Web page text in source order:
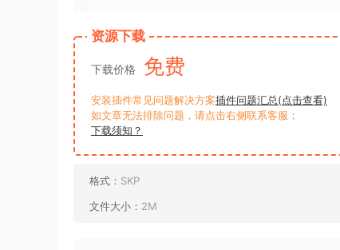
资源下载
下载价格 免费
安装插件常见问题解决方案插件问题汇总(点击查看)
如文章无法排除问题，请点击右侧联系客服；
下载须知？
格式： SKP
文件大小： 2M